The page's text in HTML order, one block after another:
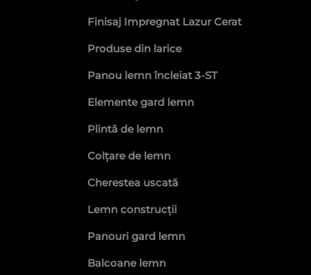
Finisaj Impregnat Lazur Cerat
Produse din larice
Panou lemn încleiat 3-ST
Elemente gard lemn
Plintă de lemn
Colțare de lemn
Cherestea uscată
Lemn construcții
Panouri gard lemn
Balcoane lemn